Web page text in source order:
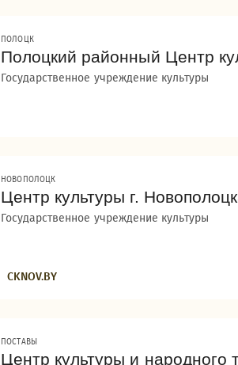
ПОЛОЦК
Полоцкий районный Центр
Государственное учреждение культуры
НОВОПОЛОЦК
Центр культуры г.
Государственное учреждение культуры
CKNOV.BY
ПОСТАВЫ
Центр культуры и народного